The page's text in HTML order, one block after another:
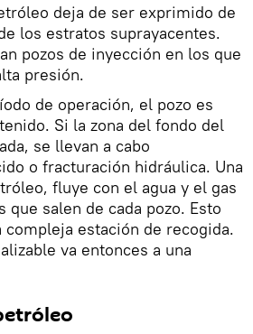
deja de ser exprimido de
los estratos suprayacentes.
pozos de inyección en los que
presión.
de operación, el pozo es
Si la zona del fondo del
se llevan a cabo
o fracturación hidráulica. Una
fluye con el agua y el gas
que salen de cada pozo. Esto
compleja estación de recogida.
va entonces a una